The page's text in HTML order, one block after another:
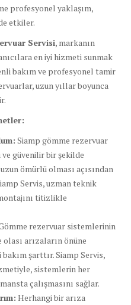
profesyonel yaklaşım,
etkiler.
Servisi, markanın
en iyi hizmeti sunmak
bakım ve profesyonel tamir
uzun yıllar boyunca
Siamp gömme rezervuar
güvenilir bir şekilde
ömürlü olması açısından
Servis, uzman teknik
titizlikle
rezervuar sistemlerinin
arızaların önüne
şarttır. Siamp Servis,
sistemlerin her
çalışmasını sağlar.
Herhangi bir arıza